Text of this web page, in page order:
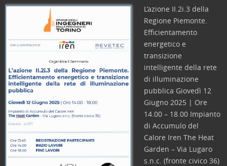
L’azione II.2i.3 della
Regione Piemonte.
Efficientamento
energetico e
transizione
intelligente della rete
di illuminazione
pubblica Giovedì 12
Giugno 2025 | Ore
14.00 – 18.00 Impianto
di Accumulo del
Calore Iren The Heat
Garden – Via Lugaro
s.n.c. (fronte civico 36)